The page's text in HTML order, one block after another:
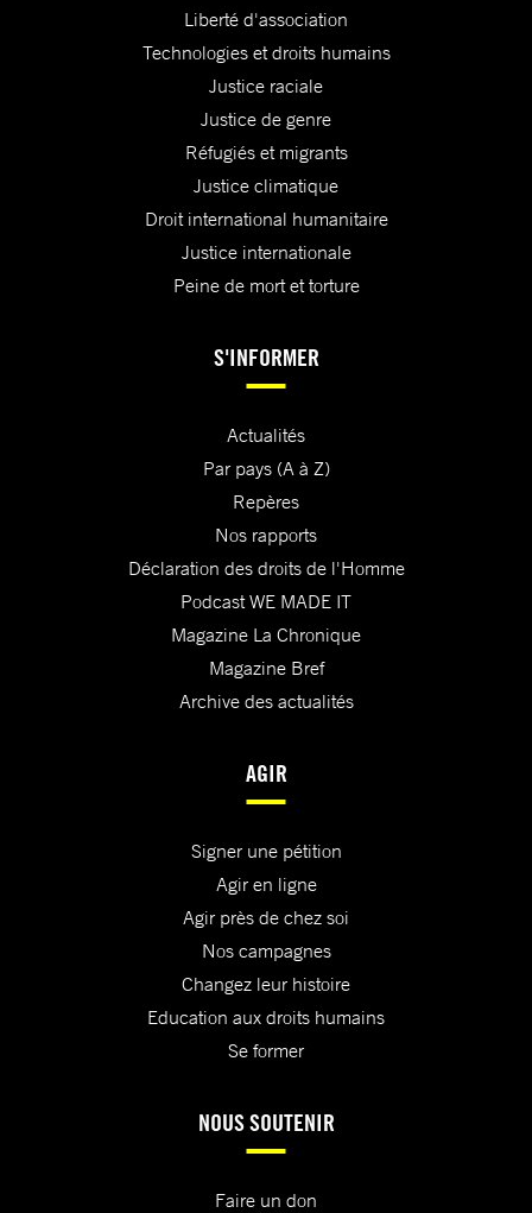
Liberté d'association
Technologies et droits humains
Justice raciale
Justice de genre
Réfugiés et migrants
Justice climatique
Droit international humanitaire
Justice internationale
Peine de mort et torture
S'INFORMER
Actualités
Par pays (A à Z)
Repères
Nos rapports
Déclaration des droits de l'Homme
Podcast WE MADE IT
Magazine La Chronique
Magazine Bref
Archive des actualités
AGIR
Signer une pétition
Agir en ligne
Agir près de chez soi
Nos campagnes
Changez leur histoire
Education aux droits humains
Se former
NOUS SOUTENIR
Faire un don